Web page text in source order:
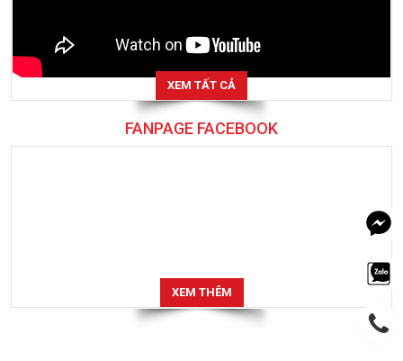
XEM TẤT CẢ
FANPAGE FACEBOOK
XEM THÊM